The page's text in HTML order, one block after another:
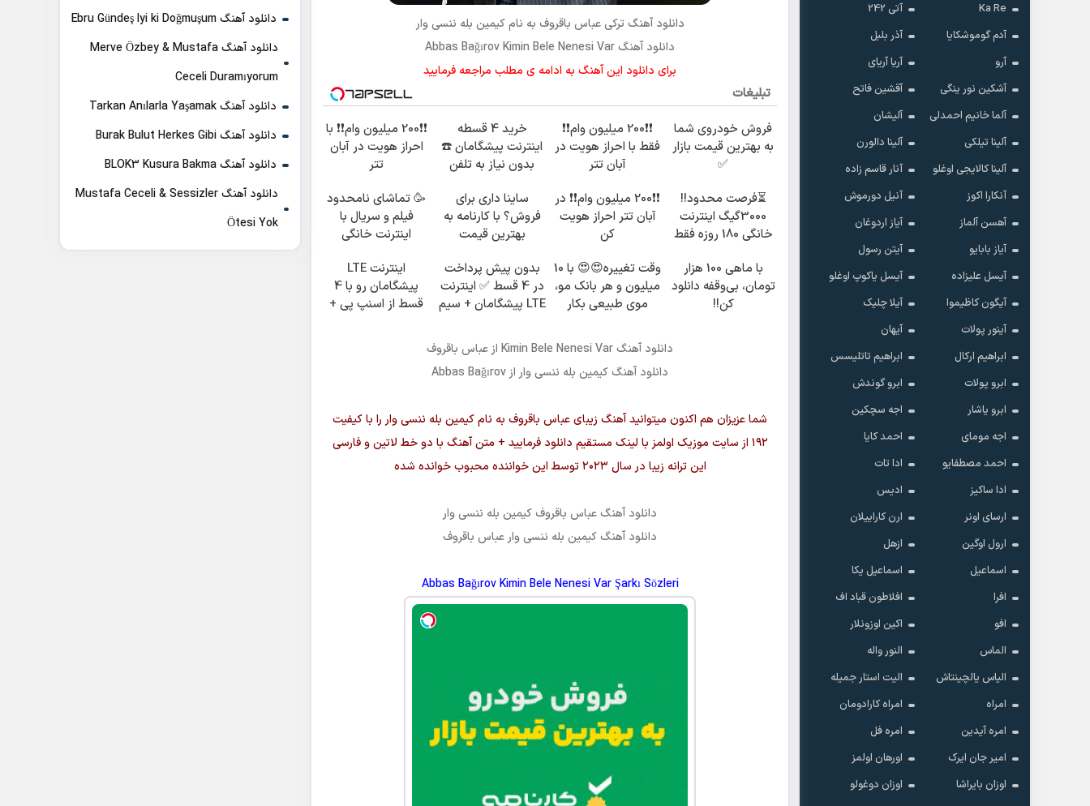
Ka Re
آتی 242
آدم گوموشکایا
آذر بلبل
آرو
آریا آریای
آشکین نور ینگی
آقشین فاتح
آلما خانیم احمدلی
آلیشان
آلینا تیلکی
آلینا دالورن
آلینا کالایجی اوغلو
آنار قاسم زاده
آنکارا اکوز
آنیل دورموش
آهسن آلماز
آیاز اردوغان
آیاز بابایو
آیتن رسول
آیسل علیزاده
آیسل یاکوپ اوغلو
آیگون کاظیموا
آیلا چلیک
آینور پولات
آیهان
ابراهیم ارکال
ابراهیم تاتلیسس
ابرو پولات
ابرو گوندش
ابرو یاشار
اجه سچکین
اجه مومای
احمد کایا
احمد مصطفایو
ادا تات
ادا ساکیز
ادیس
ارسای اونر
ارن کاراییلان
ارول اوگین
ازهل
اسماعیل
اسماعیل یکا
افرا
افلاطون قباد اف
افو
اکین اوزونلار
الماس
النور واله
الیاس یالچینتاش
الیت استار جمیله
امراه
امراه کارادومان
امره آیدین
امره فل
امیر جان ایرک
اورهان اولمز
اوزان بایراشا
اوزان دوغولو
دانلود آهنگ ترکیعباس باقروف به نامکیمین بله ننسی وار
دانلود آهنگ Abbas Bağırov Kimin Bele Nenesi Var
برای دانلود این آهنگ به ادامه ی مطلب مراجعه فرمایید
تبلیغات
فروش خودروی شما
به بهترین قیمت بازار
✅
❗❗200 میلیون وام❗❗
فقط با احراز هویت در
آبان تتر
خرید 4 قسطه
اینترنت پیشگامان ☎️
بدون نیاز به تلفن
❗❗200 میلیون وام❗❗ با
احراز هویت در آبان
تتر
⏳فرصت محدود!!
3000گیگ اینترنت
خانگی 180 روزه فقط
❗❗200 میلیون وام❗❗ در
آبان تتر احراز هویت
کن
ساینا داری برای
فروش؟ با کارنامه به
بهترین قیمت
🥳 تماشای نامحدود
فیلم و سریال با
اینترنت خانگی
100
با ماهی 100 هزار
تومان، بی‌وقفه دانلود
کن!!
وقت تغییره😍😍 با 10
میلیون و هر بانک مو،
موی طبیعی بکار
بدون پیش پرداخت
در 4 قسط ✅ اینترنت
LTE پیشگامان + سیم
اینترنت LTE
پیشگامان رو با 4
قسط از اسنپ پی +
دانلود آهنگ Kimin Bele Nenesi Var ازعباس باقروف
دانلود آهنگ کیمین بله ننسی وار از Abbas Bağırov
شما عزیزان هم اکنون میتوانید آهنگ زیبایعباس باقروف به نامکیمین بله ننسی واررا با کیفیت
۱۹۲ از سایت موزیک اولمز با لینک مستقیم دانلود فرمایید + متن آهنگ با دو خط لاتین و فارسی
این ترانه زیبا در سال ۲۰۲۳ توسط این خواننده محبوب خوانده شده
دانلود آهنگ عباس باقروف کیمین بله ننسی وار
دانلود آهنگ کیمین بله ننسی وارعباس باقروف
Abbas Bağırov Kimin Bele Nenesi Var Şarkı Sözleri
دانلود آهنگ Ebru Gündeş Iyi ki Doğmuşum
دانلود آهنگ Merve Özbey & Mustafa
Ceceli Duramıyorum
دانلود آهنگ Tarkan Anılarla Yaşamak
دانلود آهنگ Burak Bulut Herkes Gibi
دانلود آهنگ BLOK3 Kusura Bakma
دانلود آهنگ Mustafa Ceceli & Sessizler
Ötesi Yok